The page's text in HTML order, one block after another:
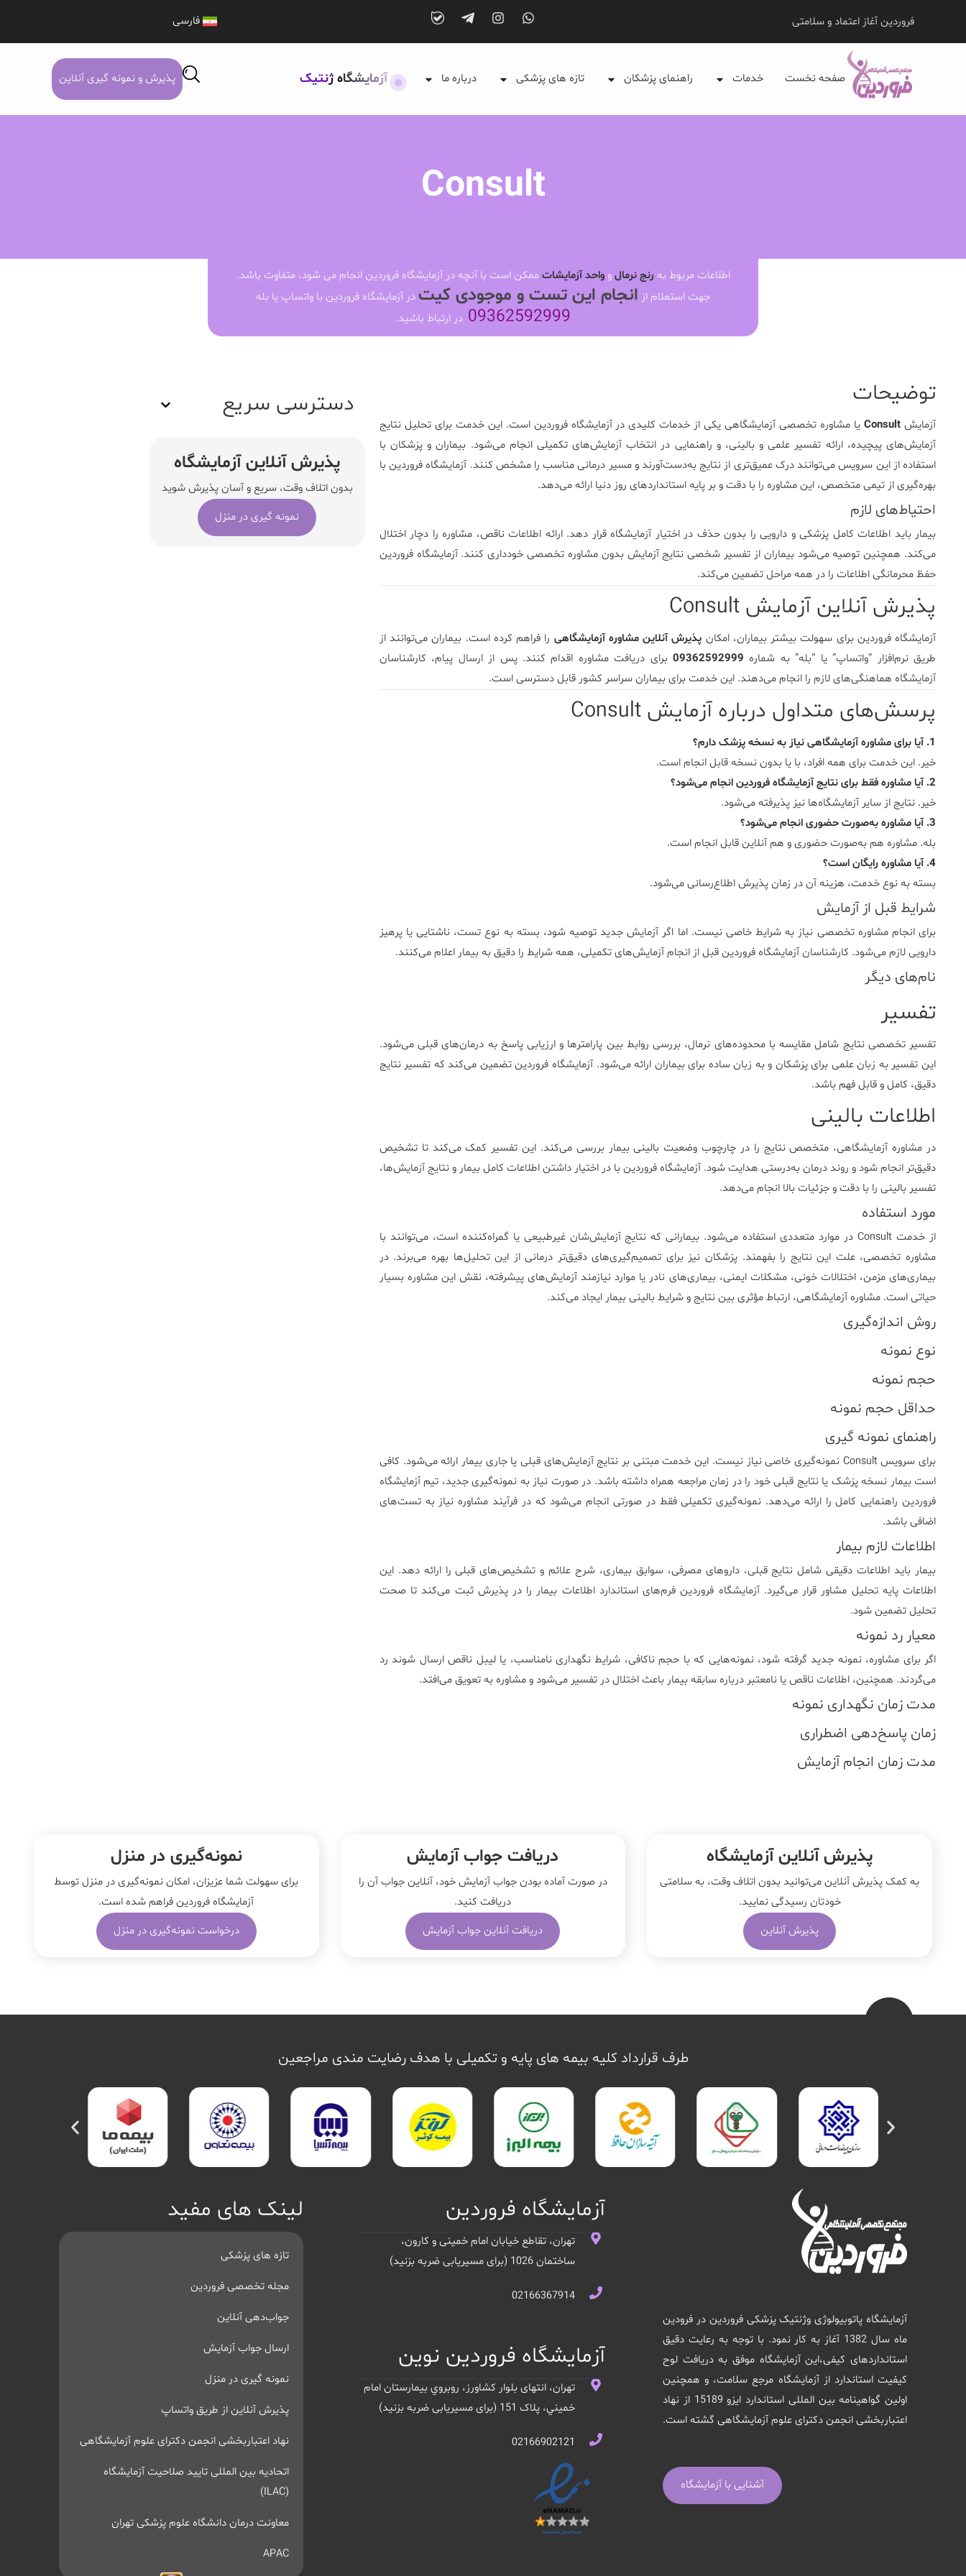
فروردین آغاز اعتماد و سلامتی فارسی
صفحه نخست خدمات راهنمای پزشکان تازه های پزشکی درباره ما آزمایشگاه ژنتیک پذیرش و نمونه گیری آنلاین
Consult
اطلاعات مربوط به رنج نرمالوواحد آزمایشاتممکن است با آنچه در آزمایشگاه فروردین انجام می شود، متفاوت باشد.
جهت استعلام از انجام این تست و موجودی کیتدر آزمایشگاه فروردین با واتساپ یا بله
09362592999 در ارتباط باشید.
توضیحات
آزمایش Consult یا مشاوره تخصصی آزمایشگاهی یکی از خدمات کلیدی در آزمایشگاه فروردین است. این خدمت برای تحلیل نتایج
آزمایش‌های پیچیده، ارائه تفسیر علمی و بالینی، و راهنمایی در انتخاب آزمایش‌های تکمیلی انجام می‌شود. بیماران و پزشکان با
استفاده از این سرویس می‌توانند درک عمیق‌تری از نتایج به‌دست‌آورند و مسیر درمانی مناسب را مشخص کنند. آزمایشگاه فروردینبا
بهره‌گیری از تیمی متخصص، این مشاوره را با دقت و بر پایه استانداردهای روز دنیا ارائه می‌دهد.
احتیاط‌های لازم
بیمار باید اطلاعات کامل پزشکی و دارویی را بدون حذف در اختیار آزمایشگاه قرار دهد. ارائه اطلاعات ناقص، مشاوره را دچار اختلال
می‌کند. همچنین توصیه می‌شود بیماران از تفسیر شخصی نتایج آزمایش بدون مشاوره تخصصی خودداری کنند. آزمایشگاه فروردین
حفظ محرمانگی اطلاعات را در همه مراحل تضمین می‌کند.
پذیرش آنلاین آزمایش Consult
آزمایشگاه فروردین برای سهولت بیشتر بیماران، امکان پذیرش آنلاین مشاوره آزمایشگاهی را فراهم کرده است. بیماران می‌توانند از
طریق نرم‌افزار “واتساپ” یا “بله” به شماره 09362592999برای دریافت مشاوره اقدام کنند. پس از ارسال پیام، کارشناسان
آزمایشگاه هماهنگی‌های لازم را انجام می‌دهند. این خدمت برای بیماران سراسر کشور قابل دسترسی است.
پرسش‌های متداول درباره آزمایش Consult
1. آیا برای مشاوره آزمایشگاهی نیاز به نسخه پزشک دارم؟
خیر. این خدمت برای همه افراد، با یا بدون نسخه قابل انجام است.
2. آیا مشاوره فقط برای نتایج آزمایشگاه فروردین انجام می‌شود؟
خیر. نتایج از سایر آزمایشگاه‌ها نیز پذیرفته می‌شود.
3. آیا مشاوره به‌صورت حضوری انجام می‌شود؟
بله. مشاوره هم به‌صورت حضوری و هم آنلاین قابل انجام است.
4. آیا مشاوره رایگان است؟
بسته به نوع خدمت، هزینه آن در زمان پذیرش اطلاع‌رسانی می‌شود.
شرایط قبل از آزمایش
برای انجام مشاوره تخصصی نیاز به شرایط خاصی نیست. اما اگر آزمایش جدید توصیه شود، بسته به نوع تست، ناشتایی یا پرهیز
دارویی لازم می‌شود. کارشناسان آزمایشگاه فروردین قبل از انجام آزمایش‌های تکمیلی، همه شرایط را دقیق به بیمار اعلام می‌کنند.
نام‌های دیگر
تفسیر
تفسیر تخصصی نتایج شامل مقایسه با محدوده‌های نرمال، بررسی روابط بین پارامترها و ارزیابی پاسخ به درمان‌های قبلی می‌شود.
این تفسیر به زبان علمی برای پزشکان و به زبان ساده برای بیماران ارائه می‌شود. آزمایشگاه فروردین تضمین می‌کند که تفسیر نتایج
دقیق، کامل و قابل فهم باشد.
اطلاعات بالینی
در مشاوره آزمایشگاهی، متخصص نتایج را در چارچوب وضعیت بالینی بیمار بررسی می‌کند. این تفسیر کمک می‌کند تا تشخیص
دقیق‌تر انجام شود و روند درمان به‌درستی هدایت شود. آزمایشگاه فروردین با در اختیار داشتن اطلاعات کامل بیمار و نتایج آزمایش‌ها،
تفسیر بالینی را با دقت و جزئیات بالا انجام می‌دهد.
مورد استفاده
از خدمت Consult در موارد متعددی استفاده می‌شود. بیمارانی که نتایج آزمایش‌شان غیرطبیعی یا گمراه‌کننده است، می‌توانند با
مشاوره تخصصی، علت این نتایج را بفهمند. پزشکان نیز برای تصمیم‌گیری‌های دقیق‌تر درمانی از این تحلیل‌ها بهره می‌برند. در
بیماری‌های مزمن، اختلالات خونی، مشکلات ایمنی، بیماری‌های نادر یا موارد نیازمند آزمایش‌های پیشرفته، نقش این مشاوره بسیار
حیاتی است. مشاوره آزمایشگاهی، ارتباط مؤثری بین نتایج و شرایط بالینی بیمار ایجاد می‌کند.
روش اندازه‌گیری
نوع نمونه
حجم نمونه
حداقل حجم نمونه
راهنمای نمونه گیری
برای سرویس Consult نمونه‌گیری خاصی نیاز نیست. این خدمت مبتنی بر نتایج آزمایش‌های قبلی یا جاری بیمار ارائه می‌شود. کافی
است بیمار نسخه پزشک یا نتایج قبلی خود را در زمان مراجعه همراه داشته باشد. در صورت نیاز به نمونه‌گیری جدید، تیم آزمایشگاه
فروردین راهنمایی کامل را ارائه می‌دهد. نمونه‌گیری تکمیلی فقط در صورتی انجام می‌شود که در فرآیند مشاوره نیاز به تست‌های
اضافی باشد.
اطلاعات لازم بیمار
بیمار باید اطلاعات دقیقی شامل نتایج قبلی، داروهای مصرفی، سوابق بیماری، شرح علائم و تشخیص‌های قبلی را ارائه دهد. این
اطلاعات پایه تحلیل مشاور قرار می‌گیرد. آزمایشگاه فروردین فرم‌های استاندارد اطلاعات بیمار را در پذیرش ثبت می‌کند تا صحت
تحلیل تضمین شود.
معیار رد نمونه
اگر برای مشاوره، نمونه جدید گرفته شود، نمونه‌هایی که با حجم ناکافی، شرایط نگهداری نامناسب، یا لیبل ناقص ارسال شوند رد
می‌گردند. همچنین، اطلاعات ناقص یا نامعتبر درباره سابقه بیمار باعث اختلال در تفسیر می‌شود و مشاوره به تعویق می‌افتد.
مدت زمان نگهداری نمونه
زمان پاسخ‌دهی اضطراری
مدت زمان انجام آزمایش
دسترسی سریع
پذیرش آنلاین آزمایشگاه
بدون اتلاف وقت، سریع و آسان پذیرش شوید
نمونه گیری در منزل
پذیرش آنلاین آزمایشگاه
به کمک پذیرش آنلاین می‌توانید بدون اتلاف وقت، به سلامتی
خودتان رسیدگی نمایید.
پذیرش آنلاین
دریافت جواب آزمایش
در صورت آماده بودن جواب آزمایش خود، آنلاین جواب‌ آن را
دریافت کنید.
دریافت آنلاین جواب آزمایش
نمونه‌‌گیری در منزل
برای سهولت شما عزیزان، امکان نمونه‌گیری در منزل توسط
آزمایشگاه فروردین فراهم شده است.
درخواست نمونه‌گیری در منزل
طرف قرارداد کلیه بیمه های پایه و تکمیلی با هدف رضایت مندی مراجعین
آزمایشگاه پاتوبیولوژی وژنتیک پزشکی فروردین در فرودین
ماه سال 1382 آغاز به کار نمود. با توجه به رعایت دقیق
استانداردهای کیفی،این آزمایشگاه موفق به دریافت لوح
کیفیت استاندارد از آزمایشگاه مرجع سلامت، و همچنین
اولین گواهینامه بین المللی استاندارد ایزو 15189 از نهاد
اعتباربخشی انجمن دکترای علوم آزمایشگاهی گشته است.
آشنایی با آزمایشگاه
آزمایشگاه فروردین
تهران، تقاطع خیابان امام خمینی و کارون،
ساختمان 1026 (برای مسیریابی ضربه بزنید)
02166367914
آزمایشگاه فروردین نوین
تهران، انتهای بلوار کشاورز، روبروي بيمارستان امام
خميني، پلاک 151 (برای مسیریابی ضربه بزنید)
02166902121
لینک های مفید
تازه های پزشکی
مجله تخصصی فروردین
جواب‌دهی آنلاین
ارسال جواب آزمایش
نمونه گیری در منزل
پذیرش آنلاین از طریق واتساپ
نهاد اعتباربخشی انجمن دکترای علوم آزمایشگاهی
اتحادیه بین المللی تایید صلاحیت آزمایشگاه
(ILAC)
معاونت درمان دانشگاه علوم پزشکی تهران
APAC